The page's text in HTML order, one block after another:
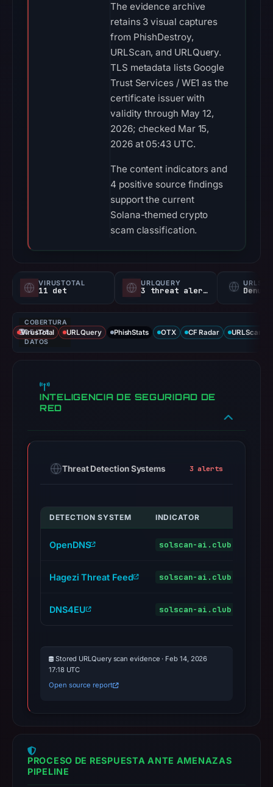
The evidence archive
retains 3 visual captures
from PhishDestroy,
URLScan, and URLQuery.
TLS metadata lists Google
Trust Services / WE1 as the
certificate issuer with
validity through May 12,
2026; checked Mar 15,
2026 at 05:43 UTC.
The content indicators and
4 positive source findings
support the current
Solana-themed crypto
scam classification.
VIRUSTOTAL
11 det
URLQUERY
3 threat alerts
COBERTURA
DE LOS
DATOS
VirusTotal URLQuery PhishStats OTX CF Radar URLScan
INTELIGENCIA DE SEGURIDAD DE
RED
Threat Detection Systems 3 alerts
DETECTION SYSTEM INDICATOR
OpenDNS solscan-ai.club
Hagezi Threat Feed solscan-ai.club
DNS4EU solscan-ai.club
Stored URLQuery scan evidence · Feb 14, 2026
17:18 UTC
Open source report
PROCESO DE RESPUESTA ANTE AMENAZAS
PIPELINE